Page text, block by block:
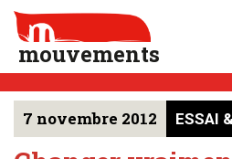
mouvements
DOSSIERS
7 novembre 2012 ESSAI